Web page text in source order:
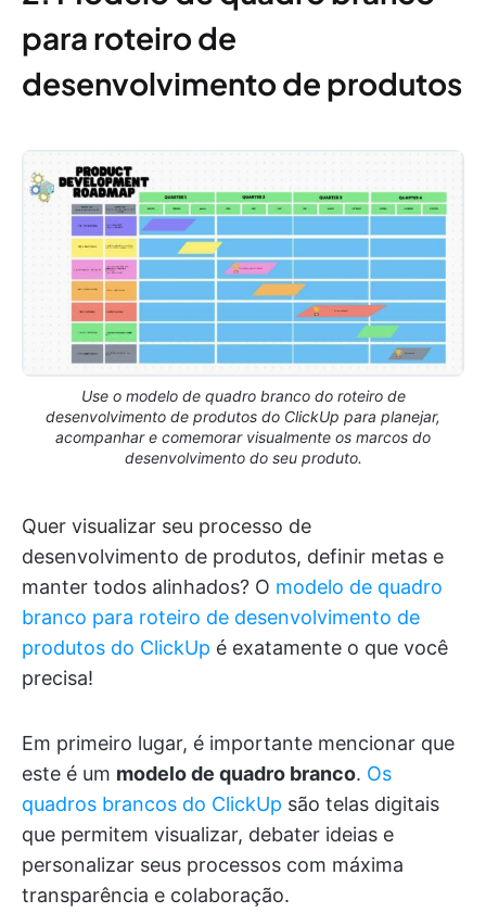
para roteiro de
desenvolvimento de produtos
Use o modelo de quadro branco do roteiro de
desenvolvimento de produtos do ClickUp para planejar,
acompanhar e comemorar visualmente os marcos do
desenvolvimento do seu produto.
Quer visualizar seu processo de
desenvolvimento de produtos, definir metas e
manter todos alinhados? O modelo de quadro
branco para roteiro de desenvolvimento de
produtos do ClickUp é exatamente o que você
precisa!
Em primeiro lugar, é importante mencionar que
este é um modelo de quadro branco. Os
quadros brancos do ClickUp são telas digitais
que permitem visualizar, debater ideias e
personalizar seus processos com máxima
transparência e colaboração.